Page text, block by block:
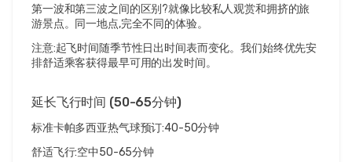
第一波和第三波之间的区别?就像比较私人观赏和拥挤的旅
游景点。同一地点,完全不同的体验。
注意:起飞时间随季节性日出时间表而变化。我们始终优先安
排舒适乘客获得最早可用的出发时间。
延长飞行时间 (50-65分钟)
标准卡帕多西亚热气球预订:40-50分钟
舒适飞行:空中50-65分钟